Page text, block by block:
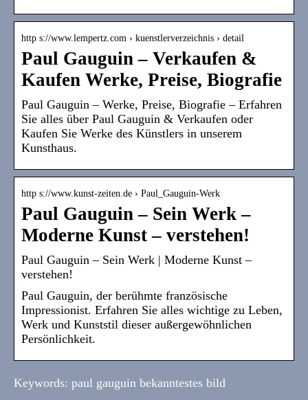
http s://www.lempertz.com › kuenstlerverzeichnis › detail
Paul Gauguin – Verkaufen &
Kaufen Werke, Preise, Biografie
Paul Gauguin – Werke, Preise, Biografie – Erfahren
Sie alles über Paul Gauguin & Verkaufen oder
Kaufen Sie Werke des Künstlers in unserem
Kunsthaus.
http s://www.kunst-zeiten.de › Paul_Gauguin-Werk
Paul Gauguin – Sein Werk –
Moderne Kunst – verstehen!
Paul Gauguin – Sein Werk | Moderne Kunst –
verstehen!
Paul Gauguin, der berühmte französische
Impressionist. Erfahren Sie alles wichtige zu Leben,
Werk und Kunststil dieser außergewöhnlichen
Persönlichkeit.
Keywords: paul gauguin bekanntestes bild